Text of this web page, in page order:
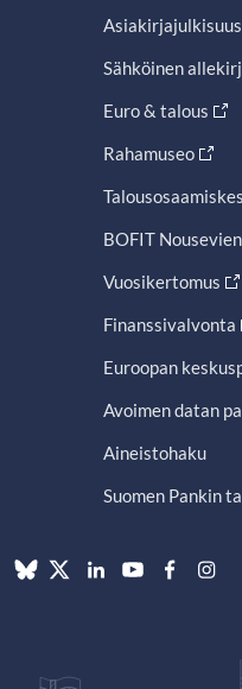
Sähköinen
Euro & talous
Rahamuseo
BOFIT
Vuosikertomus
Finanssivalvonta
Euroopan
Avoimen datan
Aineistohaku
Suomen Pankin